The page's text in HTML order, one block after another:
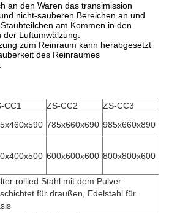
an den Waren das transimission
nicht-sauberen Bereichen an und
am Kommen in den
Luftumwälzung.
zum Reinraum kann herabgesetzt
des Reinraumes
CC1 ZS-CC2
ZS-CC3
785x660x690 985x660x890
600x600x600 800x800x600
rollled Stahl mit dem Pulver
für draußen, Edelstahl für